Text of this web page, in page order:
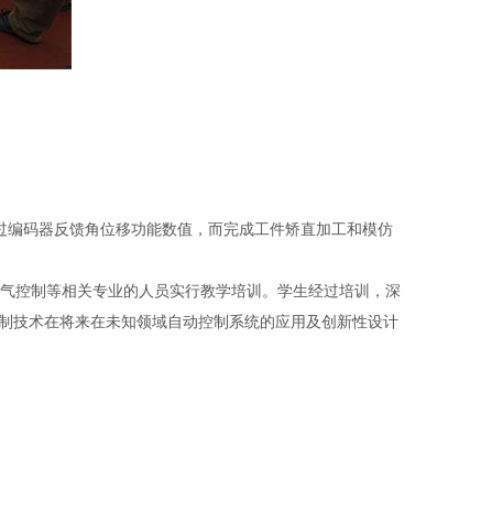
码器反馈角位移功能数值，而完成工件矫直加工和模仿
气控制等相关专业的人员实行教学培训。学生经过培训，深
技术在将来在未知领域自动控制系统的应用及创新性设计